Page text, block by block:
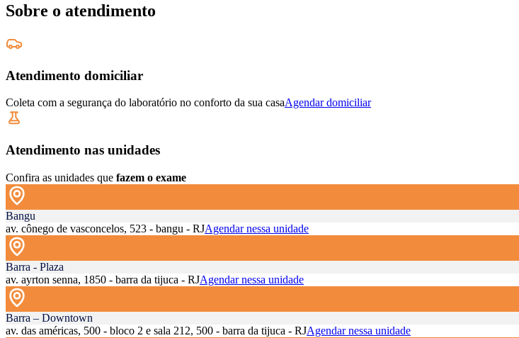
Sobre o atendimento
Atendimento domiciliar
Coleta com a segurança do laboratório no conforto da sua casaAgendar domiciliar
Atendimento nas unidades
Confira as unidades que fazem o exame
Bangu
av. cônego de vasconcelos, 523 - bangu - RJAgendar nessa unidade
Barra - Plaza
av. ayrton senna, 1850 - barra da tijuca - RJAgendar nessa unidade
Barra – Downtown
av. das américas, 500 - bloco 2 e sala 212, 500 - barra da tijuca - RJAgendar nessa unidade